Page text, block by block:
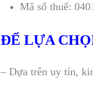
Mã số thuế:
ĐỂ LỰA
– Dựa trên uy tín,